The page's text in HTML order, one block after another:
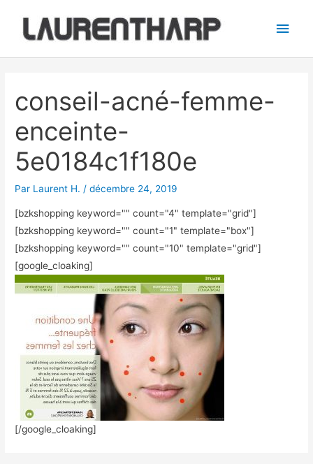
contenu
conseil-acné-femme-
enceinte-
5e0184c1f180e
Par Laurent H. /décembre 24, 2019
[bzkshopping keyword="" count="4" template="grid"]
[bzkshopping keyword="" count="1" template="box"]
[bzkshopping keyword="" count="10" template="grid"]
[google_cloaking]
[/google_cloaking]
articles